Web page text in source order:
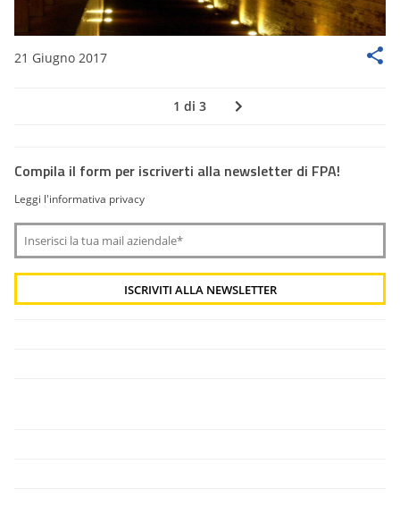
21 Giugno 2017
1 di 3
Compila il form per iscriverti alla newsletter di FPA!
Leggi l'informativa privacy